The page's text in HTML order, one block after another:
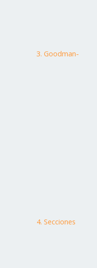
3. Goodman-
4. Secciones